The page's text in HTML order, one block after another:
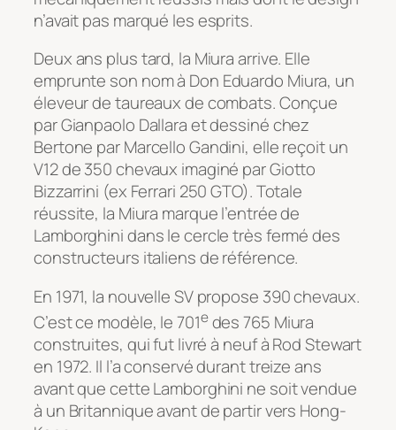
n’avait pas marqué les esprits.
Deux ans plus tard, la Miura arrive. Elle
emprunte son nom à Don Eduardo Miura, un
éleveur de taureaux de combats. Conçue
par Gianpaolo Dallara et dessiné chez
Bertone par Marcello Gandini, elle reçoit un
V12 de 350 chevaux imaginé par Giotto
Bizzarrini (ex Ferrari 250 GTO). Totale
réussite, la Miura marque l’entrée de
Lamborghini dans le cercle très fermé des
constructeurs italiens de référence.
En 1971, la nouvelle SV propose 390 chevaux.
C’est ce modèle, le 701edes 765 Miura
construites, qui fut livré à neuf à Rod Stewart
en 1972. Il l’a conservé durant treize ans
avant que cette Lamborghini ne soit vendue
à un Britannique avant de partir vers Hong-